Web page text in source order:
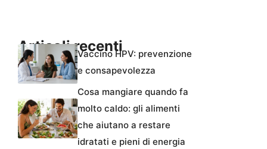
Articoli recentiVaccino HPV: prevenzione
e consapevolezza
Cosa mangiare quando fa
molto caldo: gli alimenti
che aiutano a restare
idratati e pieni di energia